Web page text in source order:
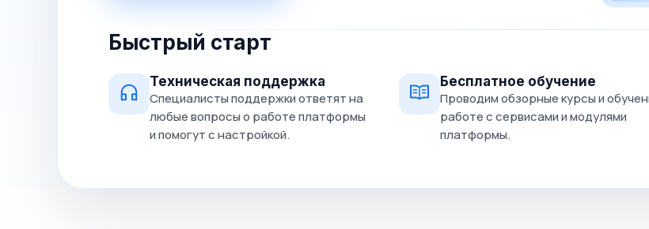
Быстрый старт
Техническая поддержка
Специалисты поддержки ответят на
любые вопросы о работе платформы
и помогут с настройкой.
Бесплатное обучение
Проводим обзорные курсы и
работе с сервисами и модулями
платформы.